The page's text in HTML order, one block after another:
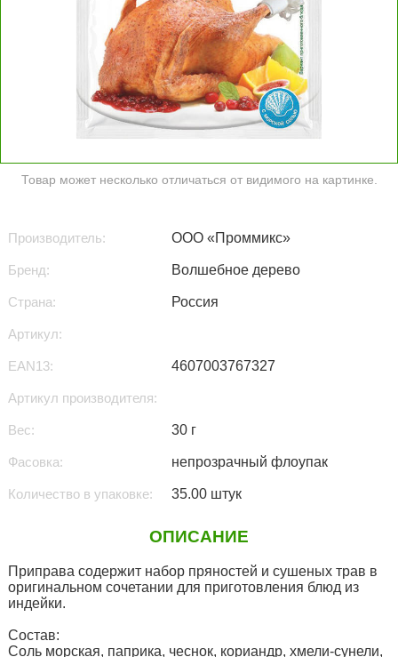
Товар может несколько отличаться от видимого на картинке.
Производитель: ООО «Проммикс»
Бренд: Волшебное дерево
Страна: Россия
Артикул:
EAN13: 4607003767327
Артикул производителя:
Вес: 30 г
Фасовка: непрозрачный флоупак
Количество в упаковке: 35.00 штук
ОПИСАНИЕ
Приправа содержит набор пряностей и сушеных трав в
оригинальном сочетании для приготовления блюд из
индейки.
Cостав:
Соль морская, паприка, чеснок, кориандр, хмели-сунели,